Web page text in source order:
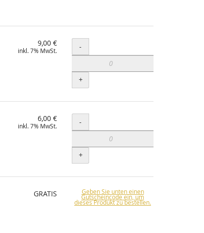
9,00 €
inkl. 7% MwSt. Menge
-
+
6,00 €
inkl. 7% MwSt. Menge
-
+
GRATIS Geben Sie unten einen
Gutscheincode ein, um
dieses Produkt zu bestellen.